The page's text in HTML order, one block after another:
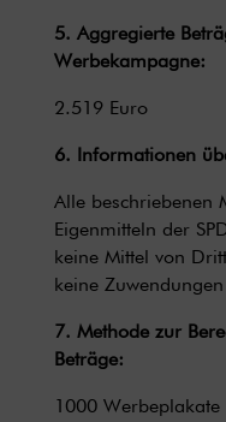
5. Aggregierte
Werbekampagne:
2.519 Euro
6. Informationen
Alle beschriebenen
Eigenmitteln der
keine Mittel von
keine
7. Methode zur
Beträge:
1000